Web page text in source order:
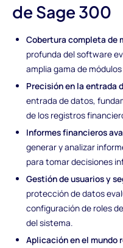
de Sage 300
Cobertura completa de
profunda del software
amplia gama de
Precisión en la entrada
entrada de datos,
de los registros
Informes financieros
generar y analizar
para tomar decisiones
Gestión de usuarios y
protección de datos
configuración de roles
del sistema.
Aplicación en el mundo